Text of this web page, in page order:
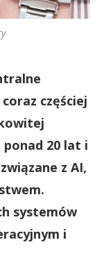
częściej
ponad 20 lat i
z AI,
systemów
i